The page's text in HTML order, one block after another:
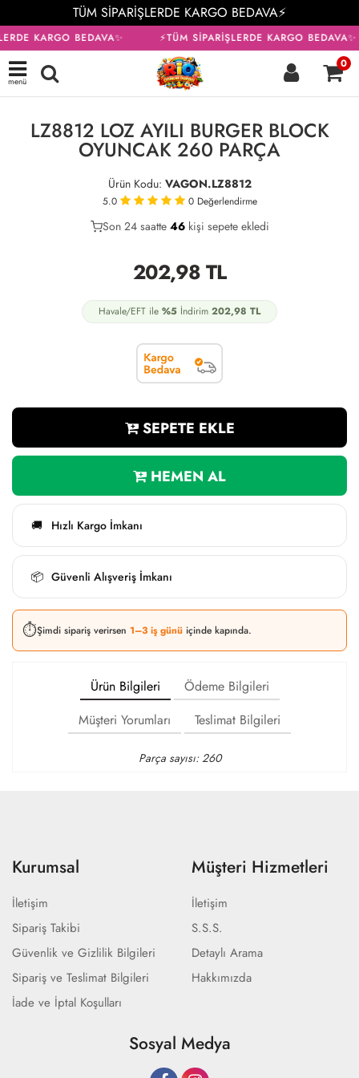
TÜM SİPARİŞLERDE KARGO BEDAVA⚡
KARGO BEDAVA✨ ⚡TÜM SİPARİŞLERDE KARGO BEDAVA✨
menü
0
LZ8812 LOZ AYILI BURGER BLOCK
OYUNCAK 260 PARÇA
Ürün Kodu: VAGON.LZ8812
5.0 0 Değerlendirme
22
Son 24 saatte 46 kişi sepete ekledi
12
202,98TL
Havale/EFT ile %5 İndirim 202,98 TL
SEPETE EKLE
HEMEN AL
🚚 Hızlı Kargo İmkanı
📦 Güvenli Alışveriş İmkanı
⏱️Şimdi sipariş verirsen 1–3 iş günü içinde kapında.
Ürün Bilgileri
Ödeme Bilgileri
Müşteri Yorumları
Teslimat Bilgileri
Parça sayısı: 260
Kurumsal
İletişim
Sipariş Takibi
Güvenlik ve Gizlilik Bilgileri
Sipariş ve Teslimat Bilgileri
İade ve İptal Koşulları
Müşteri Hizmetleri
İletişim
S.S.S.
Detaylı Arama
Hakkımızda
Sosyal Medya